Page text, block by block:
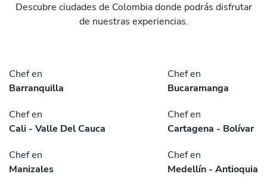
Descubre ciudades de Colombia donde podrás disfrutar
de nuestras experiencias.
Chef en
Barranquilla
Chef en
Bucaramanga
Chef en
Cali - Valle Del Cauca
Chef en
Cartagena - Bolívar
Chef en
Manizales
Chef en
Medellín - Antioquia